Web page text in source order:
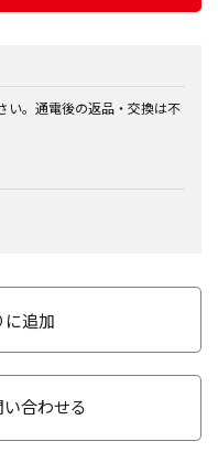
い。通電後の返品・交換は不
に追加
合わせる